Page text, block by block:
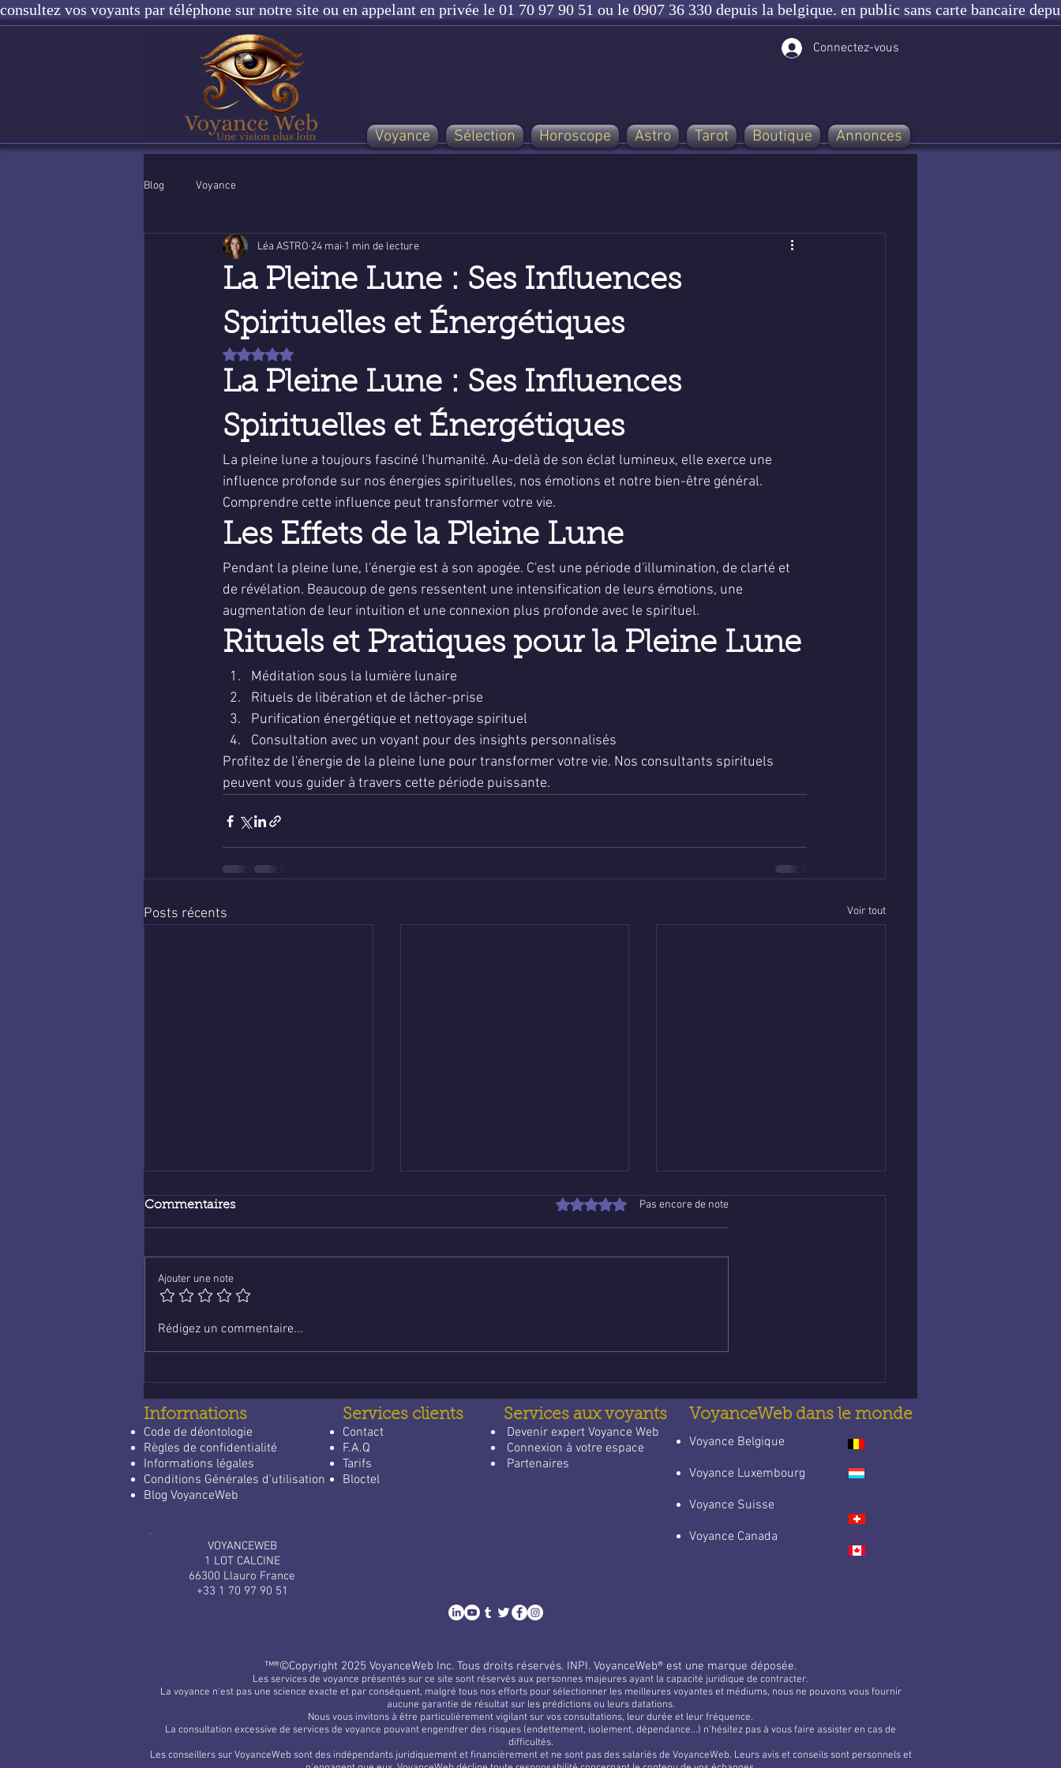
consultez vos voyants par téléphone sur notre site ou en appelant en privée le 01 70 97 90 51 ou le 0907 36 330 depuis la belgique. en public sans carte bancaire
Connectez-vous
Voyance Sélection Horoscope Astro Tarot Boutique Annonces
Blog Voyance
La Pleine Lune : Ses Influences
Spirituelles et Énergétiques
Léa ASTRO 24 mai 1 min de lecture
Noté NaN étoiles sur 5.
La Pleine Lune : Ses Influences
Spirituelles et Énergétiques
La pleine lune a toujours fasciné l'humanité. Au-delà de son éclat lumineux, elle exerce une
influence profonde sur nos énergies spirituelles, nos émotions et notre bien-être général.
Comprendre cette influence peut transformer votre vie.
Les Effets de la Pleine Lune
Pendant la pleine lune, l'énergie est à son apogée. C'est une période d'illumination, de clarté et
de révélation. Beaucoup de gens ressentent une intensification de leurs émotions, une
augmentation de leur intuition et une connexion plus profonde avec le spirituel.
Rituels et Pratiques pour la Pleine Lune
Méditation sous la lumière lunaire
Rituels de libération et de lâcher-prise
Purification énergétique et nettoyage spirituel
Consultation avec un voyant pour des insights personnalisés
Profitez de l'énergie de la pleine lune pour transformer votre vie. Nos consultants spirituels
peuvent vous guider à travers cette période puissante.
Posts récents Voir tout
Voyance en ligne :
des réponses
quotidien
Commentaires Noté 0 étoile sur 5.Pas encore de note
Ajouter une note
Rédigez un commentaire...
Informations
Code de déontologie
Règles de confidentialité
Informations légales
Conditions Générales d'utilisation
Blog VoyanceWeb
Services clients
Contact
F.A.Q
Tarifs
Bloctel
Services aux voyants
Devenir expert Voyance Web
Connexion à votre espace
Partenaires
VOYANCEWEB
1 LOT CALCINE
66300 Llauro France
+33 1 70 97 90 51
VoyanceWeb dans le monde
​Voyance Belgique
Voyance Luxembourg
Voyance Suisse
Voyance Canada
™®©​Copyright 2025 VoyanceWeb Inc. Tous droits réservés. INPI. VoyanceWeb® est une marque déposée.
Les services de voyance présentés sur ce site sont réservés aux personnes majeures ayant la capacité juridique de contracter.
La voyance n'est pas une science exacte et par conséquent, malgré tous nos efforts pour sélectionner les meilleures voyantes et médiums, nous ne pouvons vous fournir
aucune garantie de résultat sur les prédictions ou leurs datations.
Nous vous invitons à être particulièrement vigilant sur vos consultations, leur durée et leur fréquence.
La consultation excessive de services de voyance pouvant engendrer des risques (endettement, isolement, dépendance...) n’hésitez pas à vous faire assister en cas de
difficultés.
Les conseillers sur VoyanceWeb sont des indépendants juridiquement et financièrement et ne sont pas des salariés de VoyanceWeb. Leurs avis et conseils sont personnels et